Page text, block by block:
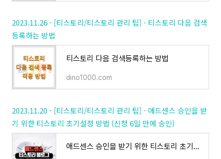
2023.11.26 - [티스토리/티스토리 관리 팁] - 티스토리 다음 검색
등록하는 방법
티스토리 다음 검색등록하는 방법
dino1000.com
2023.11.20 - [티스토리/티스토리 관리 팁] - 애드센스 승인을 받
기 위한 티스토리 초기설정 방법 (신청 6일 만에 승인)
애드센스 승인을 받기 위한 티스토리 초기설정 방법 (신청 6일만에 승인)